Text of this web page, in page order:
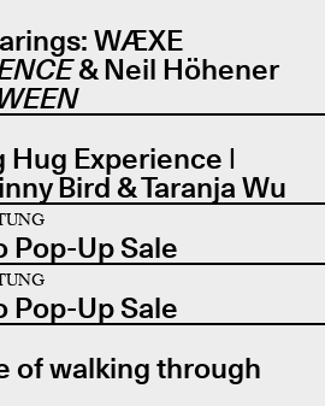
WÆXE
& Neil Höhener
Hug Experience |
Bird & Taranja Wu
Pop-Up Sale
Pop-Up Sale
of walking through